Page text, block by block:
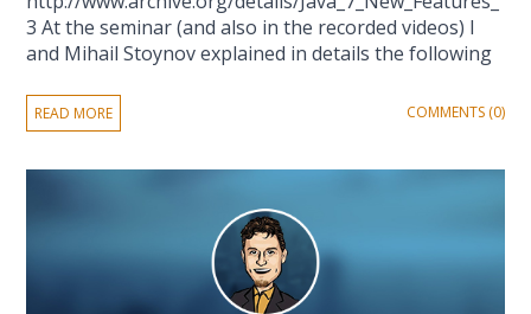
3 At the seminar (and also in the recorded videos) I
and Mihail Stoynov explained in details the following
READ MORE COMMENTS (0)